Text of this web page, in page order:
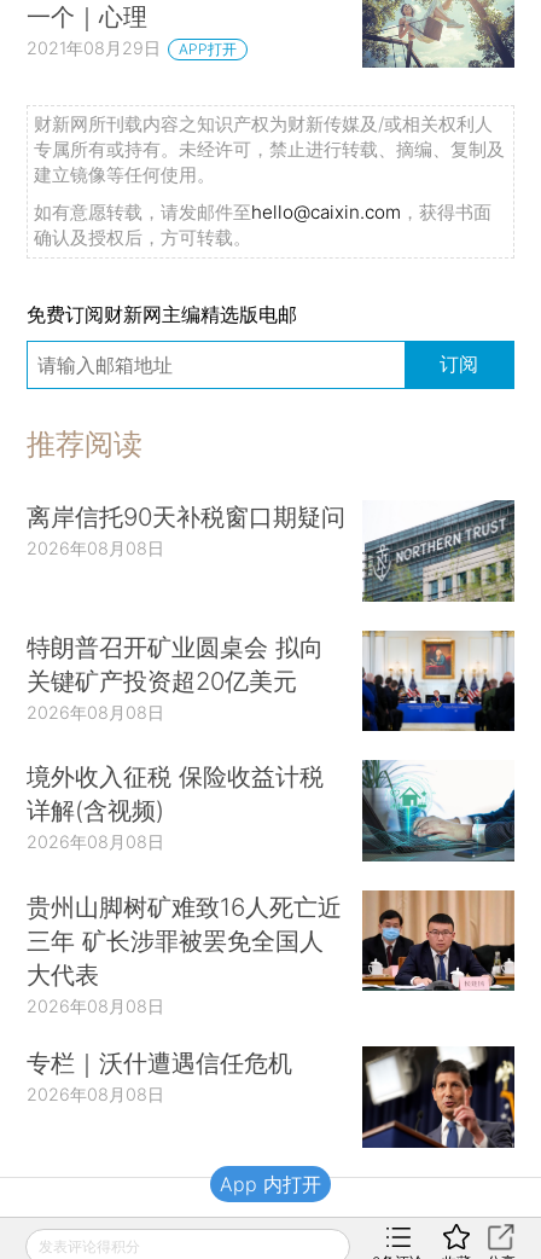
一个｜心理
2021年08月29日 APP打开
财新网所刊载内容之知识产权为财新传媒及/或相关权利人
专属所有或持有。未经许可，禁止进行转载、摘编、复制及
建立镜像等任何使用。
如有意愿转载，请发邮件至hello@caixin.com ，获得书面
确认及授权后，方可转载。
免费订阅财新网主编精选版电邮
订阅
推荐阅读
离岸信托90天补税窗口期疑问
2026年08月08日
特朗普召开矿业圆桌会 拟向
关键矿产投资超20亿美元
2026年08月08日
境外收入征税 保险收益计税
详解(含视频)
2026年08月08日
贵州山脚树矿难致16人死亡近
三年 矿长涉罪被罢免全国人
大代表
2026年08月08日
专栏｜沃什遭遇信任危机
2026年08月08日
财新移动
发表评论得积分
App 内打开